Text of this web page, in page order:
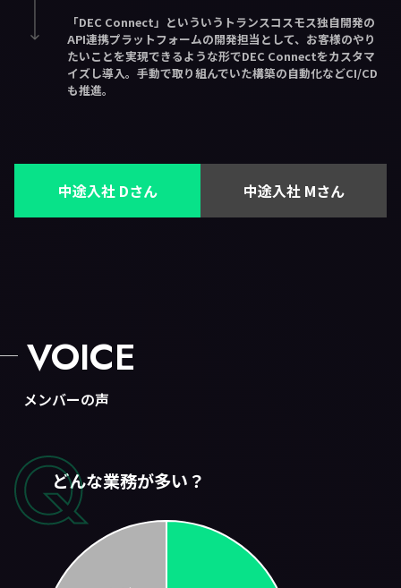
「DEC Connect」といういうトランスコスモス独自開発の
API連携プラットフォームの開発担当として、お客様のやり
たいことを実現できるような形でDEC Connectをカスタマ
イズし導入。手動で取り組んでいた構築の自動化などCI/CD
も推進。
中途入社 Dさん 中途入社 Mさん
VOICE
メンバーの声
どんな業務が多い？